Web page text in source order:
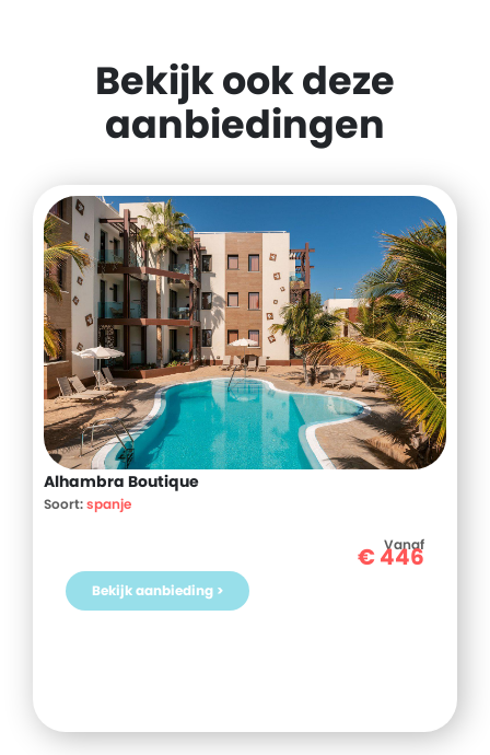
Bekijk ook deze
aanbiedingen
Alhambra Boutique
Soort:spanje
Vanaf
€446
Bekijk aanbieding >